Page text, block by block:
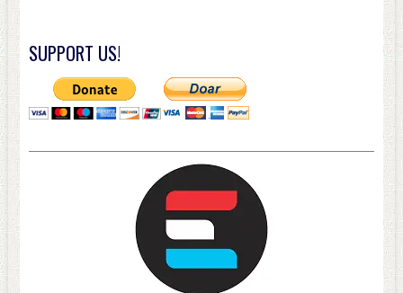
SUPPORT US!